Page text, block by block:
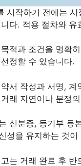
시작하기 전에는
다. 적용 절차와 유
적과 조건을 명확
정할 수 있습니다.
서 작성과 서명,
래 지연이나 분쟁
신분증, 등기부 등
성을 유지하는 것이
는 거래 완료 후